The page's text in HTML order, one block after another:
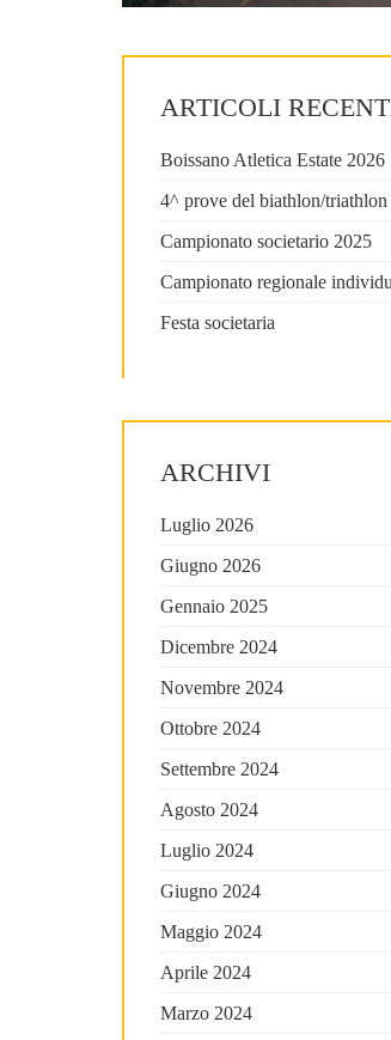
ARTICOLI
Boissano Atletica Estate 2026
4^ prove del biathlon/
Campionato societario 2025
Campionato regionale
Festa societaria
ARCHIVI
Luglio 2026
Giugno 2026
Gennaio 2025
Dicembre 2024
Novembre 2024
Ottobre 2024
Settembre 2024
Agosto 2024
Luglio 2024
Giugno 2024
Maggio 2024
Aprile 2024
Marzo 2024